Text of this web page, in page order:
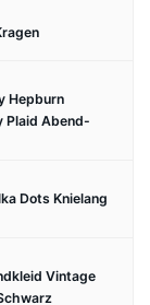
Hepburn
Plaid Abend-
Dots Knielang
Vintage